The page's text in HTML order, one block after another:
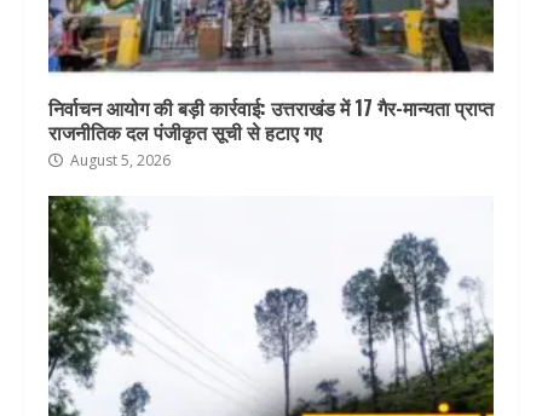
निर्वाचन आयोग की बड़ी कार्रवाई: उत्तराखंड में 17 गैर-मान्यता प्राप्त
राजनीतिक दल पंजीकृत सूची से हटाए गए
August 5, 2026